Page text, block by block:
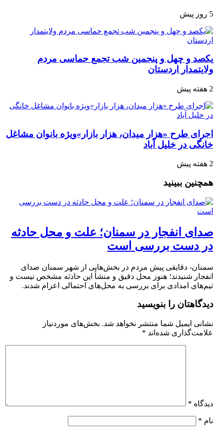
5 روز پیش
یکصد و چهل و پنجمین شب تجمع‌ حماسی مردم‌
ولایتمدار اردستان
2 هفته پیش
اجرای طرح «هزار میدان، هزار بازار»ویژه بانوان مشاغل
خانگی در خلیل آباد
2 هفته پیش
همچنین ببینید
صدای انفجار در سمنان؛ علت و محل حادثه
در دست بررسی است
سمنان- دقایقی پیش مردم در بخش‌هایی از شهر سمنان صدای
انفجار شنیدند؛ هنوز محل دقیق و منشأ این حادثه مشخص نیست و
تیم‌های امدادی برای بررسی به محل‌های احتمالی اعزام شدند.
دیدگاهتان را بنویسید
نشانی ایمیل شما منتشر نخواهد شد. بخش‌های موردنیاز
علامت‌گذاری شده‌اند *
دیدگاه *
نام *